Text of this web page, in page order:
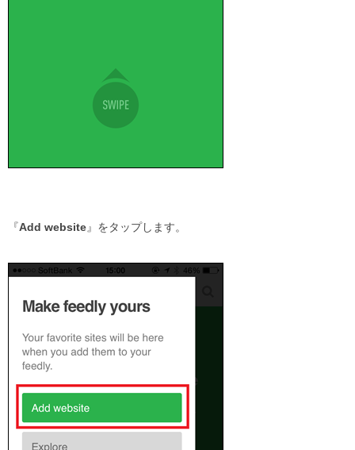
『Add website』をタップします。